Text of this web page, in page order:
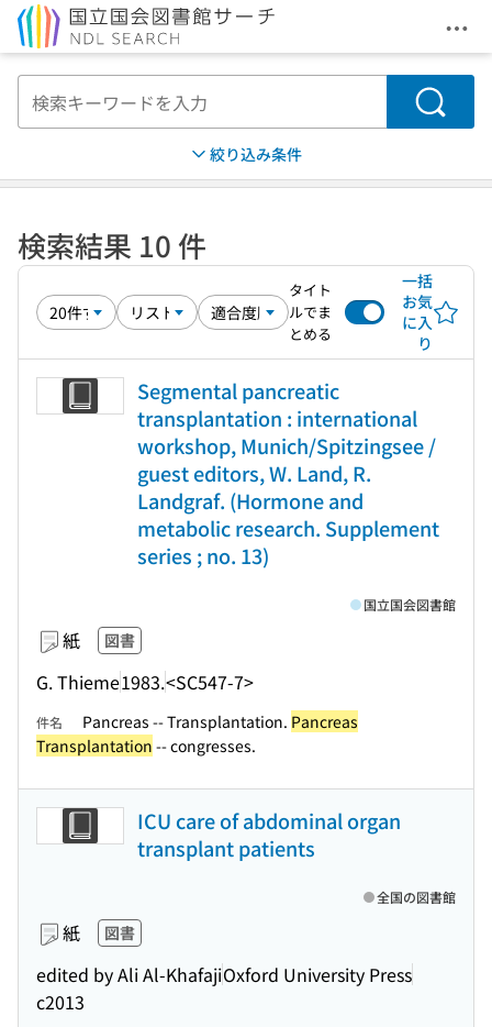
メ
検索
絞り込み条件
検索結果 10 件
タイト
ルでま
とめる
一括
お気
に入
り
Segmental pancreatic
transplantation : international
workshop, Munich/Spitzingsee /
guest editors, W. Land, R.
Landgraf. (Hormone and
metabolic research. Supplement
series ; no. 13)
紙 図書
G. Thieme1983.<SC547-7>
国立国会図書館
件名 Pancreas -- Transplantation. Pancreas
Transplantation -- congresses.
ICU care of abdominal organ
transplant patients
紙 図書
edited by Ali Al-KhafajiOxford University Press
c2013
全国の図書館